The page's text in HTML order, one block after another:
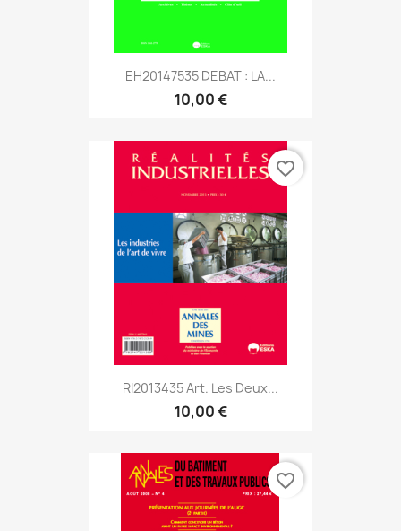
EH20147535 DEBAT : LA...
10,00 €
RI2013435 Art. Les Deux...
10,00 €
favorite_border
favorite_border